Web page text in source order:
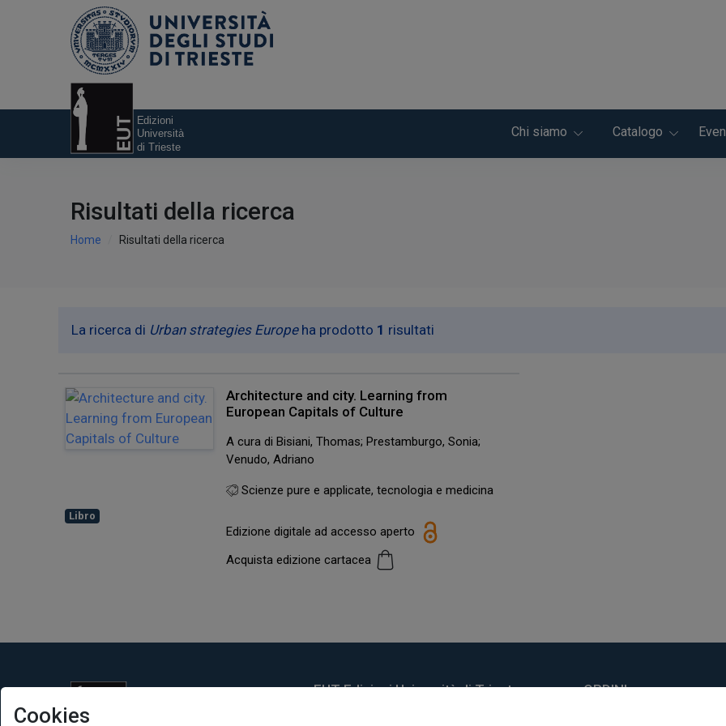
Chi siamo Catalogo
Risultati della ricerca
Home Risultati della ricerca
La ricerca di Urban strategies Europeha prodotto 1 risultati
Libro
Architecture and city. Learning from
European Capitals of Culture
A cura di Bisiani, Thomas; Prestamburgo, Sonia;
Venudo, Adriano
Scienze pure e applicate, tecnologia e medicina
Edizione digitale ad accesso aperto
Acquista edizione cartacea
EUT Edizioni Università di Trieste ORDINI
Cookies